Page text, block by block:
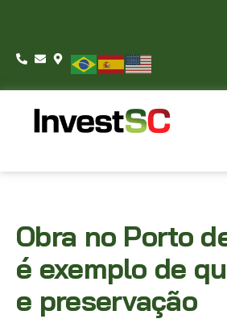
Obra no Porto
é exemplo de
e preservação